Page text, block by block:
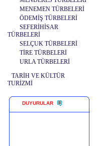
MENEMEN TÜRBELERİ
ÖDEMİŞ TÜRBELERİ
SEFERİHİSAR
TÜRBELERİ
SELÇUK TÜRBELERİ
TİRE TÜRBELERİ
URLA TÜRBELERİ
TARİH VE KÜLTÜR
TURİZMİ
DUYURULAR